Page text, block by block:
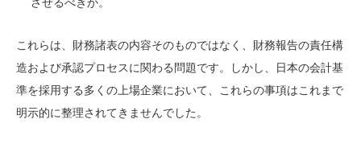
これらは、財務諸表の内容そのものではなく、財務報告の責任構
造および承認プロセスに関わる問題です。しかし、日本の会計基
準を採用する多くの上場企業において、これらの事項はこれまで
明示的に整理されてきませんでした。